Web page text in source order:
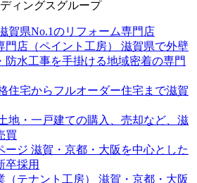
ィングスグループ
賀県No.1のリフォーム専門店
店（ペイント工房）
滋賀県で外壁
防水工事を手掛ける地域密着の専門
住宅からフルオーダー住宅まで滋賀
地・一戸建ての購入、売却など、滋
買
ージ 滋賀・京都・大阪を中心とした
卒採用
テナント工房）
滋賀・京都・大阪